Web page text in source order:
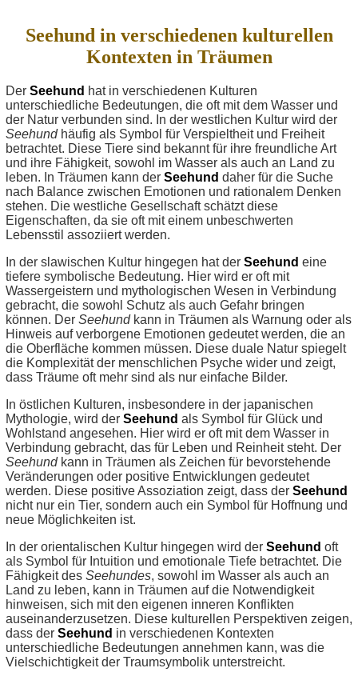
Seehund in verschiedenen kulturellen
Kontexten in Träumen
Der Seehund hat in verschiedenen Kulturen
unterschiedliche Bedeutungen, die oft mit dem Wasser und
der Natur verbunden sind. In der westlichen Kultur wird der
Seehundhäufig als Symbol für Verspieltheit und Freiheit
betrachtet. Diese Tiere sind bekannt für ihre freundliche Art
und ihre Fähigkeit, sowohl im Wasser als auch an Land zu
leben. In Träumen kann der Seehund daher für die Suche
nach Balance zwischen Emotionen und rationalem Denken
stehen. Die westliche Gesellschaft schätzt diese
Eigenschaften, da sie oft mit einem unbeschwerten
Lebensstil assoziiert werden.
In der slawischen Kultur hingegen hat der Seehund eine
tiefere symbolische Bedeutung. Hier wird er oft mit
Wassergeistern und mythologischen Wesen in Verbindung
gebracht, die sowohl Schutz als auch Gefahr bringen
können. Der Seehundkann in Träumen als Warnung oder als
Hinweis auf verborgene Emotionen gedeutet werden, die an
die Oberfläche kommen müssen. Diese duale Natur spiegelt
die Komplexität der menschlichen Psyche wider und zeigt,
dass Träume oft mehr sind als nur einfache Bilder.
In östlichen Kulturen, insbesondere in der japanischen
Mythologie, wird der Seehund als Symbol für Glück und
Wohlstand angesehen. Hier wird er oft mit dem Wasser in
Verbindung gebracht, das für Leben und Reinheit steht. Der
Seehundkann in Träumen als Zeichen für bevorstehende
Veränderungen oder positive Entwicklungen gedeutet
werden. Diese positive Assoziation zeigt, dass der Seehund
nicht nur ein Tier, sondern auch ein Symbol für Hoffnung und
neue Möglichkeiten ist.
In der orientalischen Kultur hingegen wird der Seehund oft
als Symbol für Intuition und emotionale Tiefe betrachtet. Die
Fähigkeit des Seehundes, sowohl im Wasser als auch an
Land zu leben, kann in Träumen auf die Notwendigkeit
hinweisen, sich mit den eigenen inneren Konflikten
auseinanderzusetzen. Diese kulturellen Perspektiven zeigen,
dass der Seehund in verschiedenen Kontexten
unterschiedliche Bedeutungen annehmen kann, was die
Vielschichtigkeit der Traumsymbolik unterstreicht.